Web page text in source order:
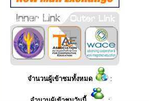
จำนวนผู้เข้าชมทั้งหมด :